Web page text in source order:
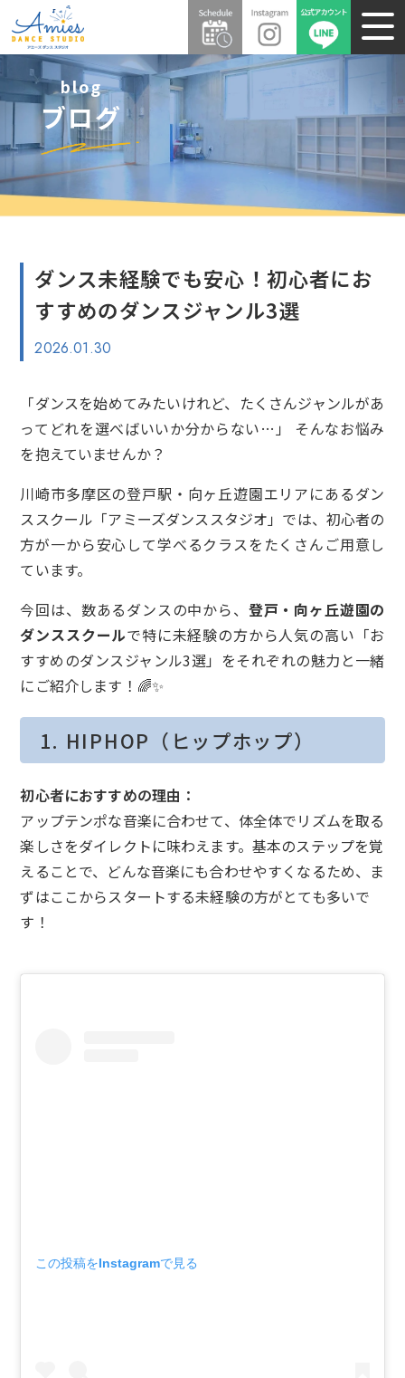
blog
ブログ
ダンス未経験でも安心！初心者にお
すすめのダンスジャンル3選
2026.01.30
「ダンスを始めてみたいけれど、たくさんジャンルがあ
ってどれを選べばいいか分からない…」 そんなお悩み
を抱えていませんか？
川崎市多摩区の登戸駅・向ヶ丘遊園エリアにあるダン
ススクール「アミーズダンススタジオ」では、初心者の
方が一から安心して学べるクラスをたくさんご用意し
ています。
今回は、数あるダンスの中から、 登戸・向ヶ丘遊園の
ダンススクールで特に未経験の方から人気の高い「お
すすめのダンスジャンル3選」をそれぞれの魅力と一緒
にご紹介します！🌈✨
1. HIPHOP（ヒップホップ）
初心者におすすめの理由：
アップテンポな音楽に合わせて、体全体でリズムを取る
楽しさをダイレクトに味わえます。基本のステップを覚
えることで、どんな音楽にも合わせやすくなるため、ま
ずはここからスタートする未経験の方がとても多いで
す！
この投稿をInstagramで見る